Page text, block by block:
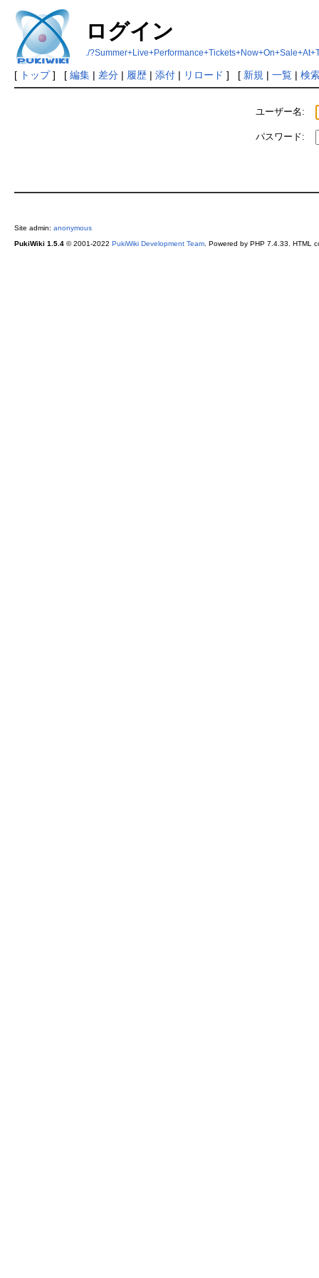
ログイン
./
[ トップ] [ 編集| 差分| 履歴| 添付| リロード ] [ 新規 | 一覧| 検
ユーザー名:
パスワード:
Site admin: anonymous
PukiWiki 1.5.4© 2001-2022 PukiWiki Development Team. Powered by PHP 7.4.33. HTML